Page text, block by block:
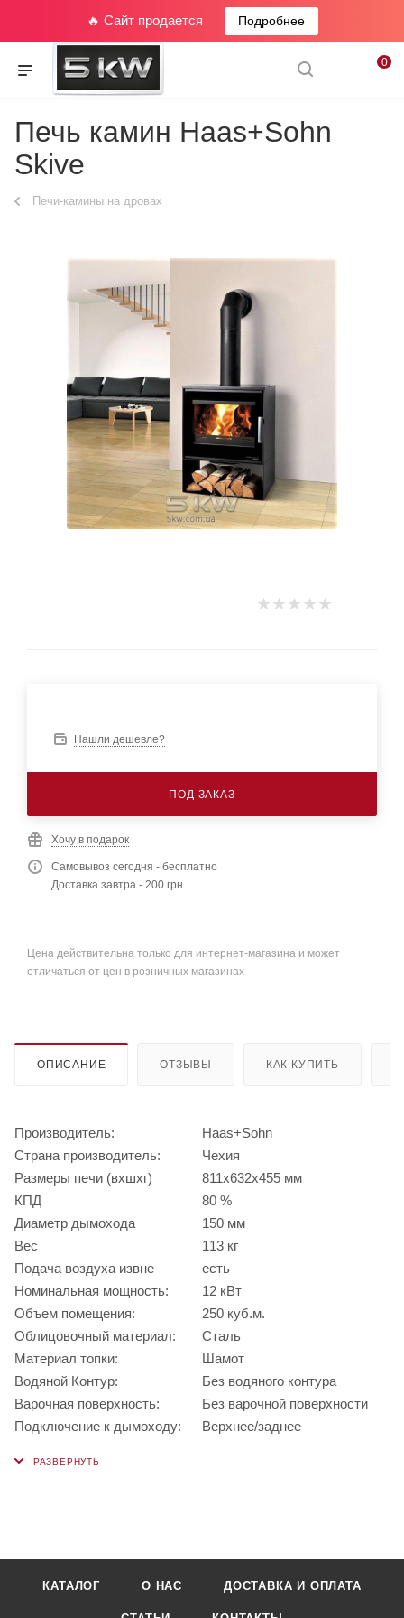
🔥 Сайт продается Подробнее
0
Печь камин Haas+Sohn
Skive
Печи-камины на дровах
Нашли дешевле?
ПОД ЗАКАЗ
Хочу в подарок
Самовывоз сегодня - бесплатно
Доставка завтра - 200 грн
Цена действительна только для интернет-магазина и может
отличаться от цен в розничных магазинах
ОПИСАНИЕ ОТЗЫВЫ КАК КУПИТЬ
Производитель:
Haas+Sohn
Страна производитель:
Чехия
Размеры печи (вхшхг)
811х632х455 мм
КПД
80 %
Диаметр дымохода
150 мм
Вес
113 кг
Подача воздуха извне
есть
Номинальная мощность:
12 кВт
Объем помещения:
250 куб.м.
Облицовочный материал:
Сталь
Материал топки:
Шамот
Водяной Контур:
Без водяного контура
Варочная поверхность:
Без варочной поверхности
Подключение к дымоходу:
Верхнее/заднее
КАТАЛОГ О НАС ДОСТАВКА И ОПЛАТА